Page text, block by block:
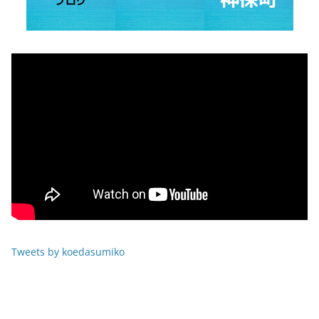
Tweets by koedasumiko